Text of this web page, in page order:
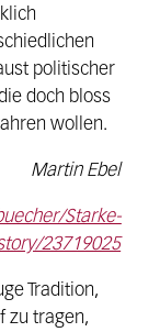
politischer
doch bloss
wollen.
Martin Ebel
Starke-
23719025
Tradition,
zu tragen,